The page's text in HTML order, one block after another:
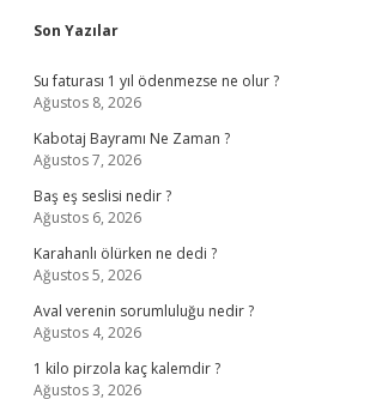
Sidebar
Son Yazılar
Su faturası 1 yıl ödenmezse ne olur ?
Ağustos 8, 2026
Kabotaj Bayramı Ne Zaman ?
Ağustos 7, 2026
Baş eş seslisi nedir ?
Ağustos 6, 2026
Karahanlı ölürken ne dedi ?
Ağustos 5, 2026
Aval verenin sorumluluğu nedir ?
Ağustos 4, 2026
1 kilo pirzola kaç kalemdir ?
Ağustos 3, 2026